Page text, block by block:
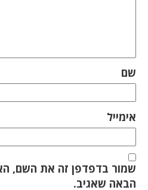
שם
אימייל
שמור בדפדפן זה את השם,
הבאה שאגיב.